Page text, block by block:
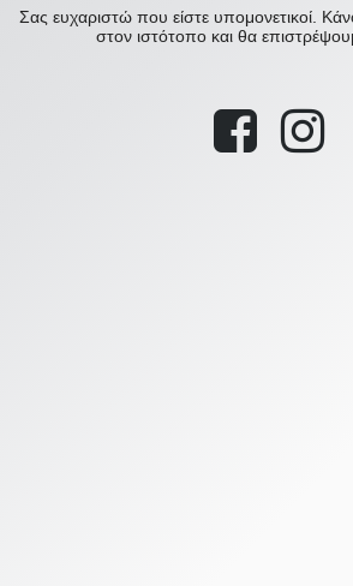
Σας ευχαριστώ που είστε υπομονετικοί.
στον ιστότοπο και θα